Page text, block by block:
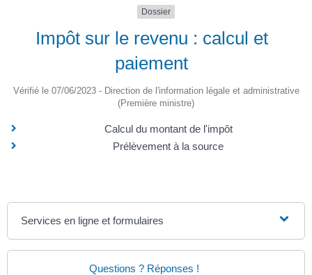
Dossier
Impôt sur le revenu : calcul et
paiement
Vérifié le 07/06/2023 - Direction de l'information légale et administrative
(Première ministre)
Calcul du montant de l'impôt
Prélèvement à la source
Services en ligne et formulaires
Questions ? Réponses !